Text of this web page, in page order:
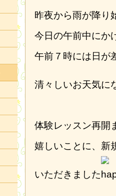
昨夜から雨が降り
今日の午前中にか
午前７時には日が
清々しいお天気に
体験レッスン再開
嬉しいことに、新
いただきました